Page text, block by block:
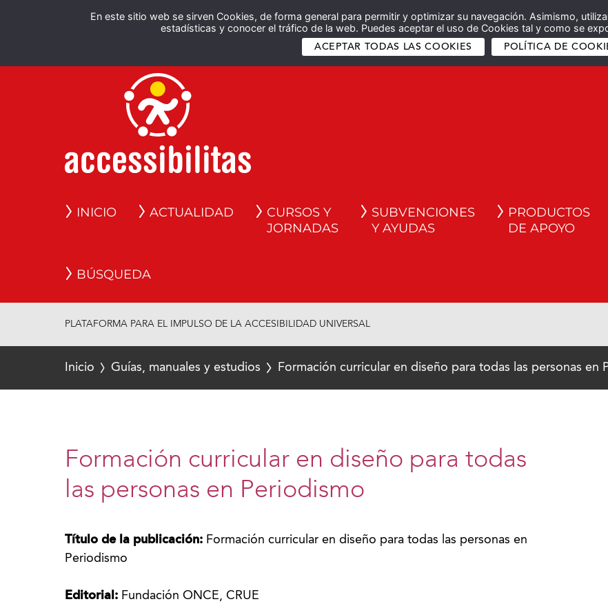
En este sitio web se sirven Cookies, de forma general para permitir y optimizar su navegación. Asimismo,
estadísticas y conocer el tráfico de la web. Puedes aceptar el uso de Cookies tal y como se
ACEPTAR TODAS LAS COOKIES POLÍTICA DE
INICIO ACTUALIDAD
CURSOS Y
JORNADAS
SUBVENCIONES
Y AYUDAS
PRODUCTOS
DE APOYO
BÚSQUEDA
PLATAFORMA PARA EL IMPULSO DE LA ACCESIBILIDAD UNIVERSAL
Inicio Guías, manuales y estudios Formación curricular en diseño para todas las personas en
Formación curricular en diseño para todas
las personas en Periodismo
Título de la publicación: Formación curricular en diseño para todas las personas en
Periodismo
Editorial: Fundación ONCE, CRUE